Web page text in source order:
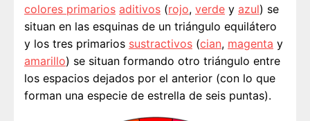
colores primarios aditivos (rojo, verde y azul) se
situan en las esquinas de un triángulo equilátero
y los tres primarios sustractivos (cian, magenta y
amarillo) se situan formando otro triángulo entre
los espacios dejados por el anterior (con lo que
forman una especie de estrella de seis puntas).